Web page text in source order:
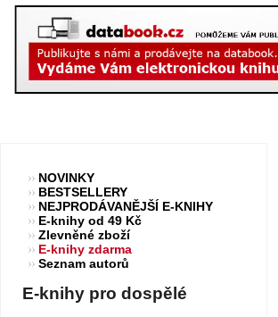
NOVINKY
BESTSELLERY
NEJPRODÁVANĚJŠÍ E-KNIHY
E-knihy od 49 Kč
Zlevněné zboží
E-knihy zdarma
Seznam autorů
E-knihy pro dospělé